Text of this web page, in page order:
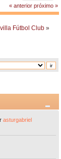
« anterior próximo »
Fútbol Club »
asturgabriel